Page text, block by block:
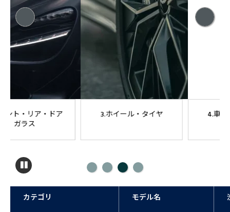
3.ホイール・タイヤ 4.車内クリーニング
カテゴリ モデル名